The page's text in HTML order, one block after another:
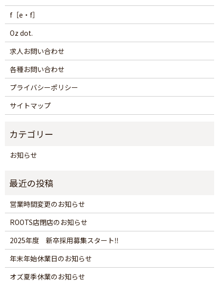
f［e・f］
Oz dot.
求人お問い合わせ
各種お問い合わせ
プライバシーポリシー
サイトマップ
お知らせ
営業時間変更のお知らせ
ROOTS店閉店のお知らせ
2025年度 新卒採用募集スタート‼
年末年始休業日のお知らせ
オズ夏季休業のお知らせ